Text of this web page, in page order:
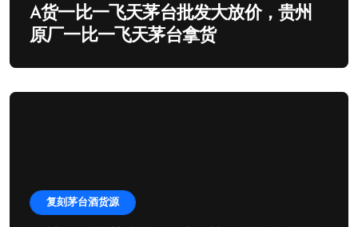
A货一比一飞天茅台批发大放价，贵州
原厂一比一飞天茅台拿货
复刻茅台酒货源